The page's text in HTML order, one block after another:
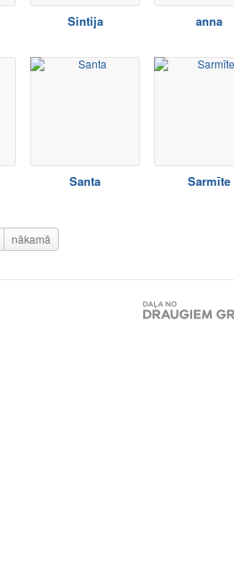
Sintija anna
Santa Sarmīte
nākamā